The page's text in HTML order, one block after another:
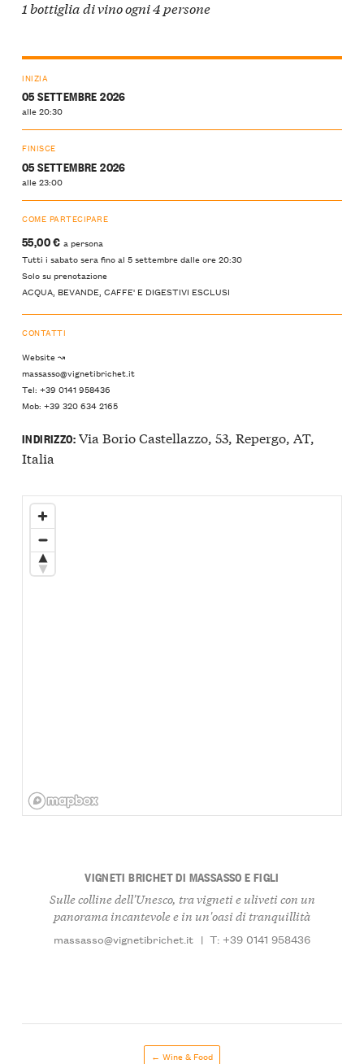
1 bottiglia di vino ogni 4 persone
INIZIA
05 SETTEMBRE 2026
alle 20:30
FINISCE
05 SETTEMBRE 2026
alle 23:00
COME PARTECIPARE
55,00 € a persona
Tutti i sabato sera fino al 5 settembre dalle ore 20:30
Solo su prenotazione
ACQUA, BEVANDE, CAFFE' E DIGESTIVI ESCLUSI
CONTATTI
Website ↝
massasso@vignetibrichet.it
Tel: +39 0141 958436
Mob: +39 320 634 2165
INDIRIZZO:Via Borio Castellazzo, 53, Repergo, AT,
Italia
VIGNETI BRICHET DI MASSASSO E FIGLI
Sulle colline dell'Unesco, tra vigneti e uliveti con un
panorama incantevole e in un'oasi di tranquillità
massasso@vignetibrichet.it | T: +39 0141 958436
← Wine & Food